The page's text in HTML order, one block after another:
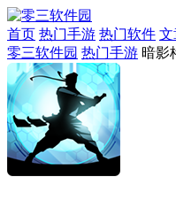
首页 热门手游 热门软件 文
零三软件园 热门手游 暗影